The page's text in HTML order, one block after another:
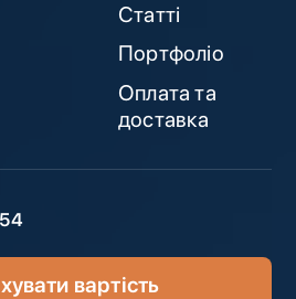
Статті
Портфоліо
Оплата та
доставка
вартість